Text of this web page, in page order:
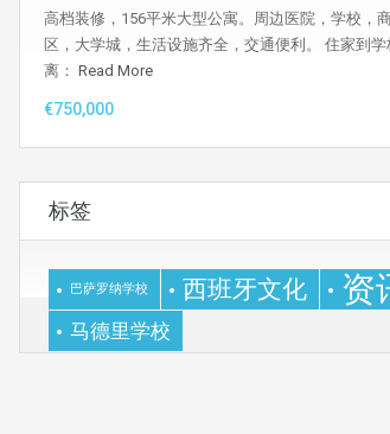
高档装修，156平米大型公寓。周边医院，学校，
区，大学城，生活设施齐全，交通便利。 住家到学
离： Read More
€750,000
标签
巴萨罗纳学校 西班牙文化 资
马德里学校